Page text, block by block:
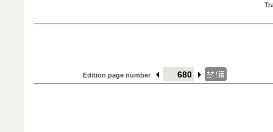
Edition page number